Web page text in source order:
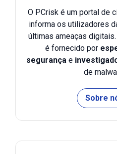
O PCrisk é um portal de
informa os utilizadores
últimas ameaças
é fornecido por
segurança e
de
Sobre